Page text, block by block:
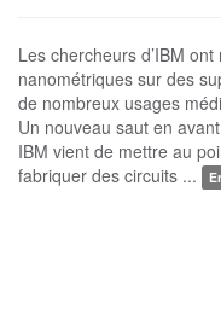
Les chercheurs d’IBM
nanométriques sur des
de nombreux usages
Un nouveau saut en
IBM vient de mettre au
fabriquer des circuits ...